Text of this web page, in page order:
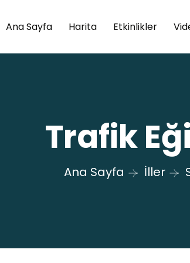
Ana Sayfa Harita Etkinlikler
Trafik
Ana Sayfa İller